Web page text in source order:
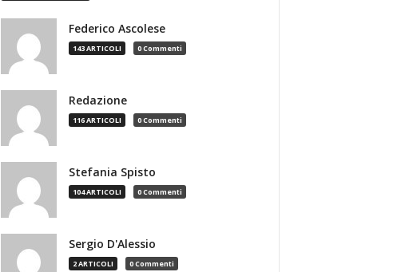
Federico Ascolese
143 ARTICOLI 0 Commenti
Redazione
116 ARTICOLI 0 Commenti
Stefania Spisto
104 ARTICOLI 0 Commenti
Sergio D'Alessio
2 ARTICOLI 0 Commenti